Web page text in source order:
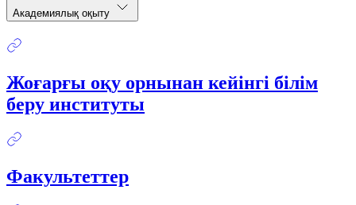
Академиялық оқыту
Жоғарғы оқу орнынан кейінгі білім
беру институты
Факультеттер